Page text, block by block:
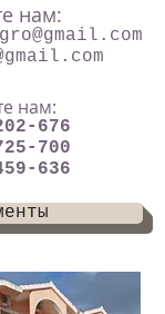
нам:
нам:
676
700
636